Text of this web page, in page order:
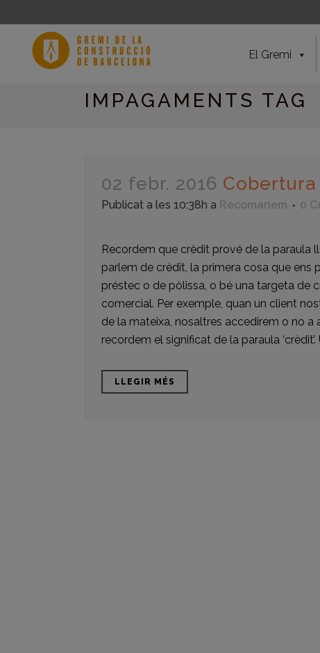
El Gremi
IMPAGAMENTS TAG
02 febr. 2016 Cobertura
Publicat a les 10:38h a Recomanem 0
Recordem que crèdit prové de la paraula
parlem de crèdit, la primera cosa que ens
préstec o de pòlissa, o bé una targeta de
comercial. Per exemple, quan un client
de la mateixa, nosaltres accedirem o no
recordem el significat de la paraula ‘crèdit’.
LLEGIR MÉS